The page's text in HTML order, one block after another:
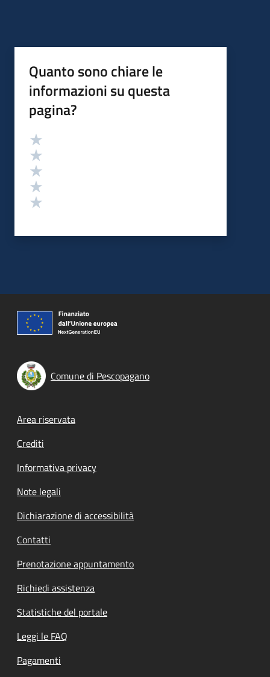
Quanto sono chiare le
informazioni su questa
pagina?
Valutazione
Comune di Pescopagano
Footer menu
Area riservata
Crediti
Informativa privacy
Note legali
Dichiarazione di accessibilità
Contatti
Prenotazione appuntamento
Richiedi assistenza
Statistiche del portale
Leggi le FAQ
Pagamenti